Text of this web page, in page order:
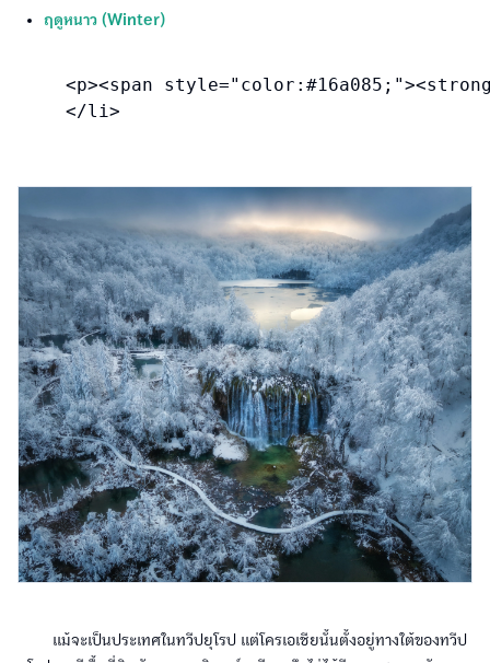
ฤดูหนาว (Winter)
<p><span
</li>
แม้จะเป็นประเทศในทวีปยุโรป แต่โครเอเชียนั้นตั้งอยู่ทางใต้ของทวีป